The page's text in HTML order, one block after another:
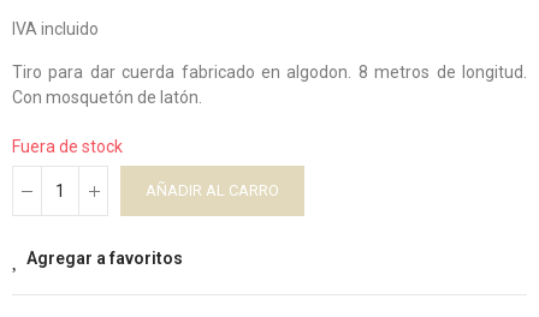
IVA incluido
Tiro para dar cuerda fabricado en algodon. 8 metros de longitud.
Con mosquetón de latón.
Fuera de stock
AÑADIR AL CARRO
Agregar a favoritos